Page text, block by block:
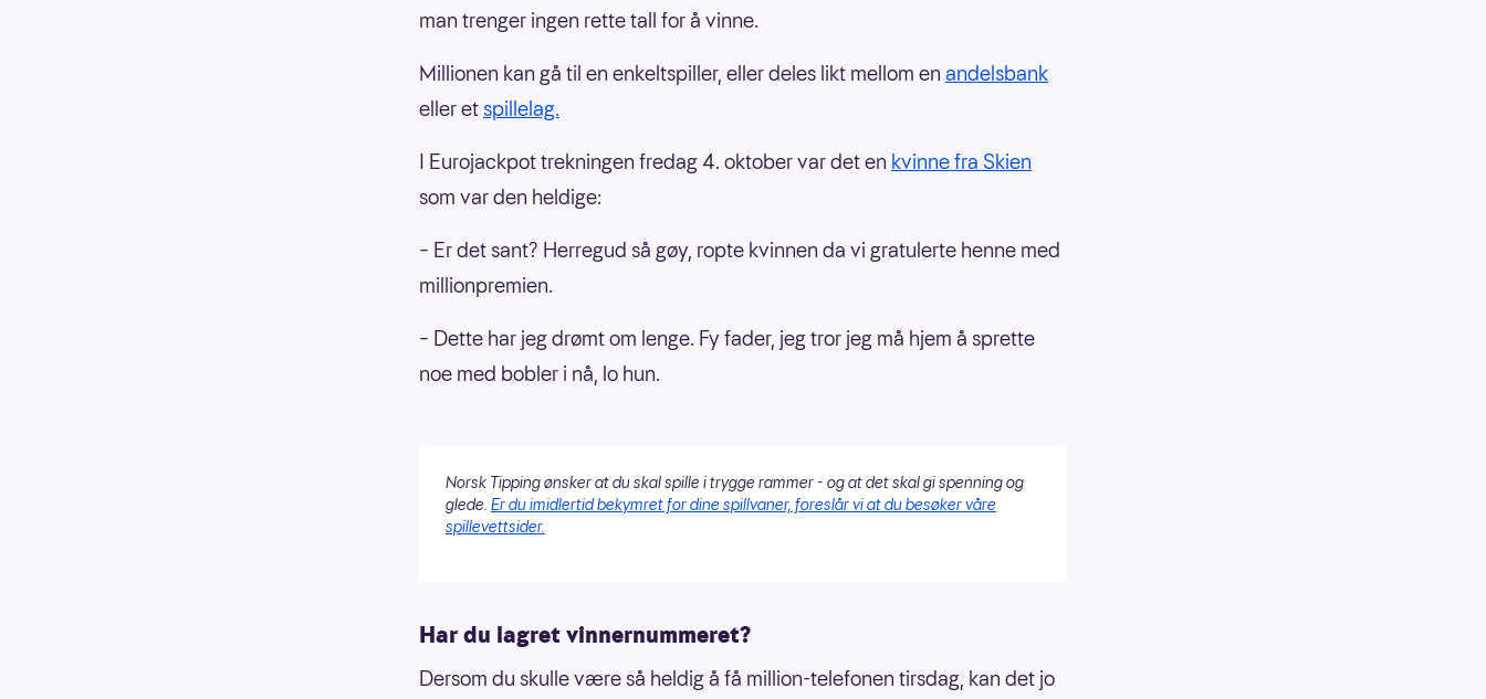
man trenger ingen rette tall for å vinne.
Millionen kan gå til en enkeltspiller, eller deles likt mellom en andelsbank
eller etspillelag.
I Eurojackpot trekningen fredag 4. oktober var det en kvinne fra Skien
som var den heldige:
– Er det sant? Herregud så gøy, ropte kvinnen da vi gratulerte henne med
millionpremien.
– Dette har jeg drømt om lenge. Fy fader, jeg tror jeg må hjem å sprette
noe med bobler i nå, lo hun.
Norsk Tipping ønsker at du skal spille i trygge rammer - og at det skal gi spenning og
glede. Er du imidlertid bekymret for dine spillvaner, foreslår vi at du besøker våre
spillevettsider.
Har du lagret vinnernummeret?
Dersom du skulle være så heldig å få million-telefonen tirsdag, kan det jo